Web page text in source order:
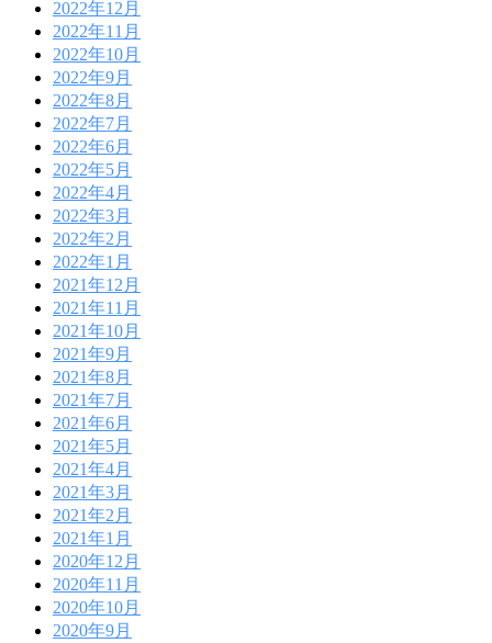
2022年12月
2022年11月
2022年10月
2022年9月
2022年8月
2022年7月
2022年6月
2022年5月
2022年4月
2022年3月
2022年2月
2022年1月
2021年12月
2021年11月
2021年10月
2021年9月
2021年8月
2021年7月
2021年6月
2021年5月
2021年4月
2021年3月
2021年2月
2021年1月
2020年12月
2020年11月
2020年10月
2020年9月